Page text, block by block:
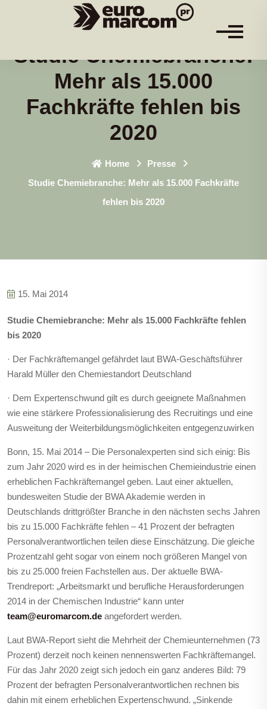
Studie Chemiebranche:
Mehr als 15.000
Fachkräfte fehlen bis
2020
Home
Presse
Studie Chemiebranche: Mehr als 15.000 Fachkräfte
fehlen bis 2020
15. Mai 2014
Studie Chemiebranche: Mehr als 15.000 Fachkräfte fehlen
bis 2020
· Der Fachkräftemangel gefährdet laut BWA-Geschäftsführer
Harald Müller den Chemiestandort Deutschland
· Dem Expertenschwund gilt es durch geeignete Maßnahmen
wie eine stärkere Professionalisierung des Recruitings und eine
Ausweitung der Weiterbildungsmöglichkeiten entgegenzuwirken
Bonn, 15. Mai 2014 – Die Personalexperten sind sich einig: Bis
zum Jahr 2020 wird es in der heimischen Chemieindustrie einen
erheblichen Fachkräftemangel geben. Laut einer aktuellen,
bundesweiten Studie der BWA Akademie werden in
Deutschlands drittgrößter Branche in den nächsten sechs Jahren
bis zu 15.000 Fachkräfte fehlen – 41 Prozent der befragten
Personalverantwortlichen teilen diese Einschätzung. Die gleiche
Prozentzahl geht sogar von einem noch größeren Mangel von
bis zu 25.000 freien Fachstellen aus. Der aktuelle BWA-
Trendreport: „Arbeitsmarkt und berufliche Herausforderungen
2014 in der Chemischen Industrie“ kann unter
team@euromarcom.de angefordert werden.
Laut BWA-Report sieht die Mehrheit der Chemieunternehmen (73
Prozent) derzeit noch keinen nennenswerten Fachkräftemangel.
Für das Jahr 2020 zeigt sich jedoch ein ganz anderes Bild: 79
Prozent der befragten Personalverantwortlichen rechnen bis
dahin mit einem erheblichen Expertenschwund. „Sinkende